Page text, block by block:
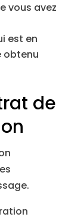
vous avez
est en
obtenu
de